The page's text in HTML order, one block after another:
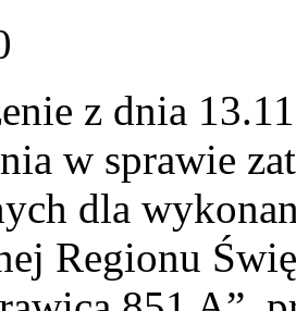
z dnia
w sprawie
dla
Regionu